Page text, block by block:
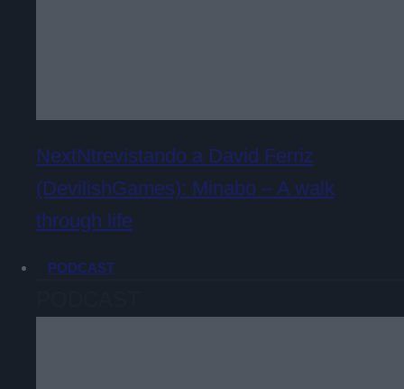
NextNtrevistando a David Ferriz
(DevilishGames): Minabo – A walk
through life
PODCAST